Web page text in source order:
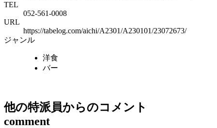
TEL
052-561-0008
URL
https://tabelog.com/aichi/A2301/A230101/23072673/
ジャンル
洋食
バー
Bishokuバル マル本店
他の特派員からのコメント
comment